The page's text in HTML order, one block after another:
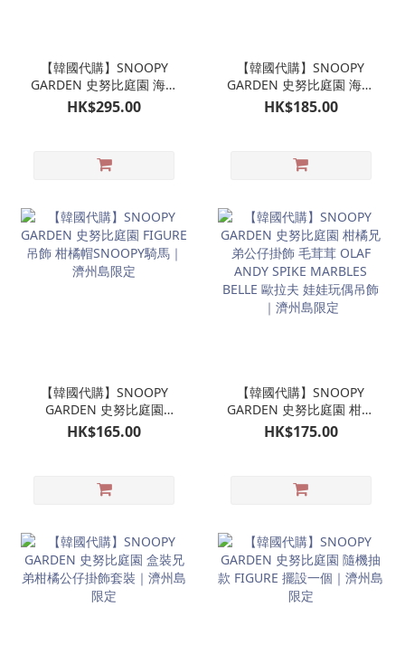
【韓國代購】SNOOPY
GARDEN 史努比庭園 海女
潛水 SNOOPY公仔 娃娃玩
偶｜濟州島限定
HK$295.00
【韓國代購】SNOOPY
GARDEN 史努比庭園 海女
SNOOPY 珠珠手機掛鏈｜
濟州島限定
HK$185.00
【韓國代購】SNOOPY
GARDEN 史努比庭園
FIGURE吊飾 柑橘帽
SNOOPY騎馬｜濟州島限
HK$165.00
【韓國代購】SNOOPY
GARDEN 史努比庭園 柑橘
兄弟公仔掛飾 毛茸茸
OLAF ANDY SPIKE
定
HK$175.00